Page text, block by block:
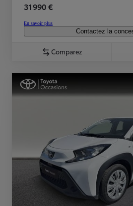
31 990 €
En savoir plus
Contactez la
Comparez